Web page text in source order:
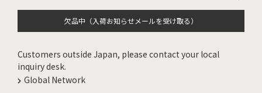
欠品中（入荷お知らせメールを受け取る）
Customers outside Japan, please contact your local
inquiry desk.
Global Network